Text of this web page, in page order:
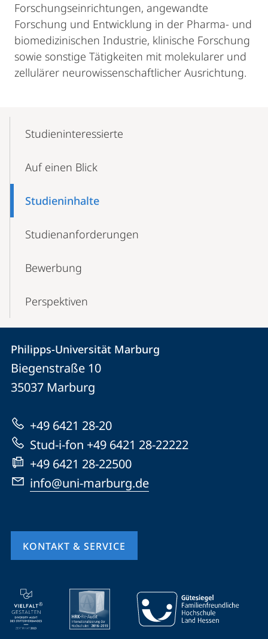
Forschungseinrichtungen, angewandte
Forschung und Entwicklung in der Pharma- und
biomedizinischen Industrie, klinische Forschung
sowie sonstige Tätigkeiten mit molekularer und
zellulärer neurowissenschaftlicher Ausrichtung.
NavigationStudieninteressierte
Auf einen Blick
Studieninhalte
Studien­anforderungen
Bewerbung
Perspektiven
Kontakt
und
Informationen
zur
Website
Kontaktinformationen
Philipps-
Universität
Marburg
Philipps-Universität Marburg
Biegenstraße 10
35037 Marburg
+49 6421 28-20
Stud-i-fon +49 6421 28-22222
+49 6421 28-22500
info@uni-marburg.de
KONTAKT & SERVICE
Mobile-
Service-
Navigation